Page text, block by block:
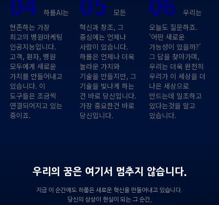
하룹AI는
현존하는 가장
최고의 병원마케팅
인공지능입니다.
고객, 환자, 병원
모두에게 새로운
가치를 만들어내고
있습니다. 이
도구들은 조금씩
연결되어지고 있는
중이죠.
모든
혁신과 창조, 그
중심에는 언제나
사람이 있습니다.
하룹은 언제나 더욱
놀라운 가치와
기술을 만들지만, 그
기술을 빛나게 하는
건 바로 당신입니다.
가장 중요한건 바로
당신입니다.
우리는
오늘도 질문하죠.
'어떤 새로운
가능성이 있을까?'
그 답을 찾아가며,
우리는 더욱 완전히
우리가 이 세상을 더
나은 세상으로
만드는데 일조하고
있다는것을 알고
있습니다.
우리의 꿈은 여기서 멈추지 않습니다.
지금 이 순간에도 하룹은 새로운 혁신을 만들어내고 있습니다.
당신의 상상이 현실이 되는 그 순간,